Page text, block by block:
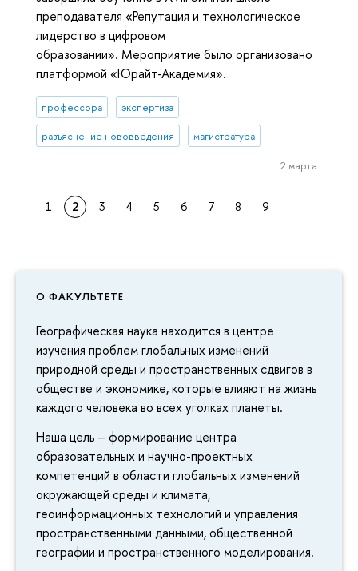
О ФАКУЛЬТЕТЕ
Географическая наука находится в центре
изучения проблем глобальных изменений
природной среды и пространственных сдвигов в
обществе и экономике, которые влияют на жизнь
каждого человека во всех уголках планеты.
Наша цель – формирование центра
образовательных и научно-проектных
компетенций в области глобальных изменений
окружающей среды и климата,
геоинформационных технологий и управления
пространственными данными, общественной
географии и пространственного моделирования.
преподавателя «Репутация и технологическое
лидерство в цифровом
образовании». Мероприятие было организовано
платформой «Юрайт-Академия».
профессора экспертиза
разъяснение нововведения магистратура
2 марта
1 2 3 4 5 6 7 8 9